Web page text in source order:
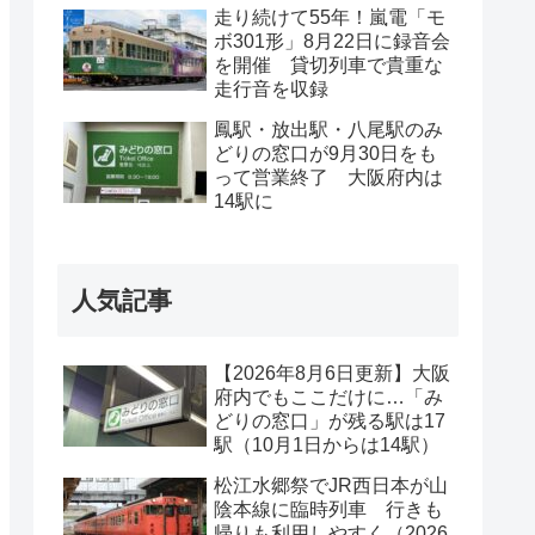
走り続けて55年！嵐電「モ
ボ301形」8月22日に録音会
を開催 貸切列車で貴重な
走行音を収録
鳳駅・放出駅・八尾駅のみ
どりの窓口が9月30日をも
って営業終了 大阪府内は
14駅に
人気記事
【2026年8月6日更新】大阪
府内でもここだけに…「み
どりの窓口」が残る駅は17
駅（10月1日からは14駅）
松江水郷祭でJR西日本が山
陰本線に臨時列車 行きも